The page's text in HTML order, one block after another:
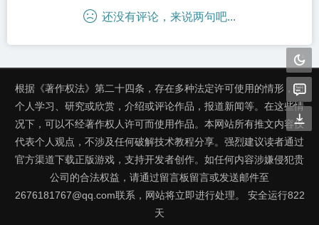
还没有评论，来说两句吧...
根据《著作权法》第二十四条，存在多种法定许可使用的情形，如
个人学习、研究或欣赏，介绍或评论作品，报道新闻等。在这些情
况下，可以不经著作权人许可而使用作品。本网站所有推文内容仅
代表个人观点，不涉及任何破解技术教程分享。强烈建议读者通过
官方渠道下载正版游戏，支持开发者创作。如任何内容涉嫌侵犯贵
公司的合法权益，请通过留言板留言或发送邮件至
2676181767@qq.com联系，网站将立即进行处理。 安全运行822
天